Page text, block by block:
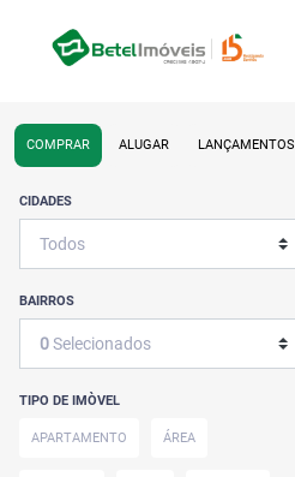
COMPRAR ALUGAR LANÇAMENTOS
CIDADES
BAIRROS
0Selecionados
TIPO DE IMÒVEL
APARTAMENTO ÁREA